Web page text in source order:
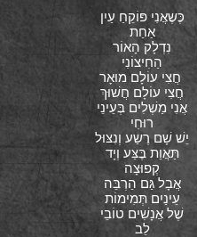
כֶּשֶאֲנִי פּוֹקֵחַ עַיִן
אַחַת
נִדְלָק הָאוֹר
הַחִיצוֹנִי
חֲצִי עוֹלָם מוּאָר
חֲצִי עוֹלָם חֲשׁוּךְ
אֲנִי מַשְׁלִים בְּעֵינֵי
רוּחִי
יֵשׁ שָׁם רֶשַע וְנִצּוּל
תַּאֲוַת בֶּצַּע וְיָד
קְפוּצָה
אֲבָל גַּם הַרְבֵּה
עֵינַיִם תְּמִימוֹת
שֶׁל אֲנָשִׁים טוֹבֵי
לֵב